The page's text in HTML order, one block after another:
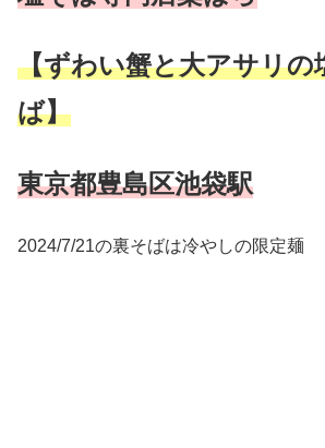
【ずわい蟹と大アサリの
ば】
東京都豊島区池袋駅
2024/7/21の裏そばは冷やしの限定麺